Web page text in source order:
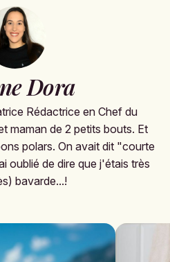
Dora
Rédactrice en Chef du
maman de 2 petits bouts. Et
polars. On avait dit "courte
oublié de dire que j'étais très
bavarde...!